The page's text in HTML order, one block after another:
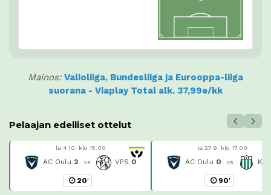
Mainos: Valioliiga, Bundesliiga ja Eurooppa-liiga
suorana - Viaplay Total alk. 37,99e/kk
Pelaajan edelliset ottelut
la 4.10. klo 15.00
AC Oulu 2 vs VPS 0
20'
la 27.9. klo 17.00
AC Oulu 0 vs
90'